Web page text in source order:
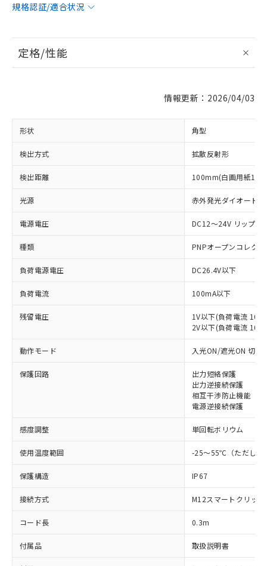
規格認証/適合状況
定格/性能
情報更新：2026/04/03
形状 角型
検出方式 拡散反射形
検出距離 100mm(白画用紙
光源 赤外発光ダイオード
電源電圧 DC12～24V リップ
種類 PNPオープンコレクタ
負荷電源電圧 DC26.4V以下
負荷電流 100mA以下
残留電圧
1V以下(負荷電流
2V以下(負荷電流 10
動作モード 入光ON/遮光ON 切替
保護回路
出力短絡保護
出力逆接続保護
相互干渉防止機能
電源逆接続保護
感度調整 単回転ボリウム
使用温度範囲 -25～55℃（ただし、
保護構造 IP67
接続方式 M12スマートクリッ
コード長 0.3m
付属品 取扱説明書
以下の条件をお読みいただき、同意のうえ
本サービスは、当社制御機器事業取扱
商品の当社在庫状況および標準価格
(税抜)を提供させていただくもので
当社制御機器事業取扱商品の中には、
在庫状況および標準価格照会結果は、
タに基づき作成されるものであり、閲
覧された時点での実際の在庫および標
対応済み：EU RoHS指令（10物質）の
非含有に対応した製品が提供可能な商品で
対応予定：EU RoHS指令（10物質）の非含
有に対応した製品に切り替える予定のある
商品です。
対応予定なし：EU RoHS指令（10物質）の
非含有に非対応の商品で、対応品を出す予
調査・確認中：EU RoHS指令（10物質）の
非含有の対応状況を調査中または確認中の
商品です。
非該当品：ライセンス料など無形物で、有
害物質有無と関係のない商品です。
仕入先様の事情により、非含有部品として
いたものが、含有品と判明した場合などや
むを得ず変更することがあります。
鉛(Pb) 1000ppm以下、 水銀(Hg) 1000ppm以下、 カド
※1 中国RoHS○×表
「○」：最大均質材料含有率が中国RoHSの
基準値以下であることを示します。
「×」：最大均質材料含有率が中国RoHSの
基準値を超えていることを示します。
「－」：未確認です。当社販売部門へお問
い合わせください。
Pb(鉛) :1000ppm、 Hg(水銀) : 1000ppm、 Cd(カドミウ
当社は、これら貴社製品のうち、外国
為替および外国貿易法に定める商品
（以下｢規制貨物等」という）を輸出
または国外への提供する場合は、日本
国政府の輸出許可(または役務取引許